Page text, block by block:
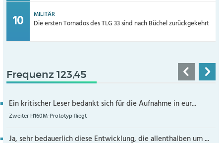
MILITÄR
Die ersten Tornados des TLG 33 sind nach Büchel zurückgekehrt
Frequenz 123,45
Ein kritischer Leser bedankt sich für die Aufnahme in eur...
Zweiter H160M-Prototyp fliegt
Ja, sehr bedauerlich diese Entwicklung, die allenthalben um ...